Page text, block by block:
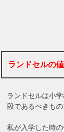
ランドセルの
ランドセルは小
段であるべきもの
私が入学した時